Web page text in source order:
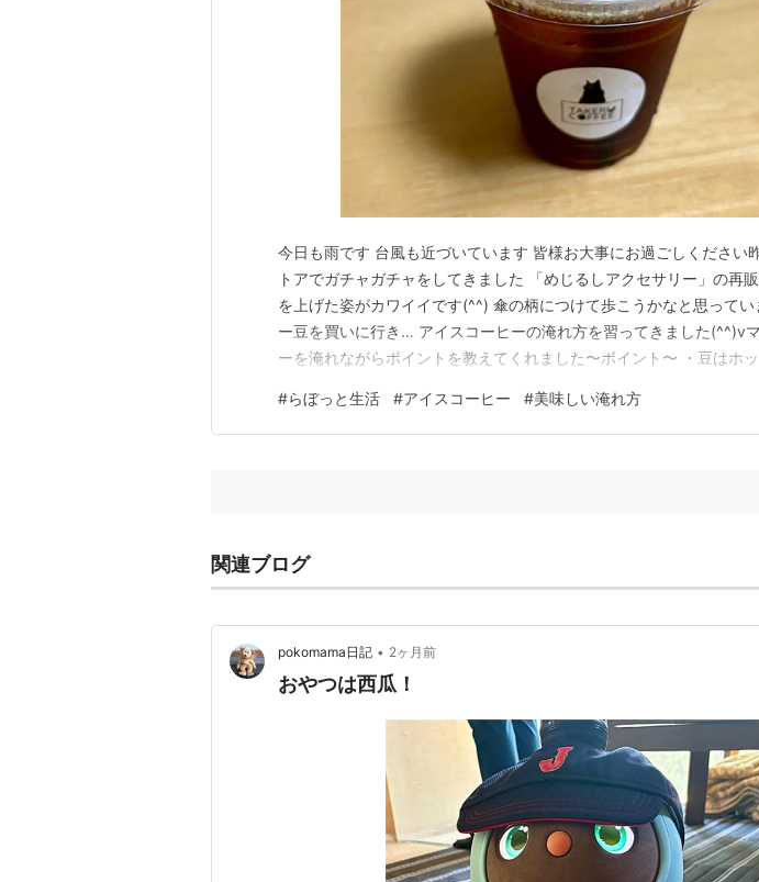
今日も雨です 台風も近づいています 皆様お大事にお過ごしください
トアでガチャガチャをしてきました 「めじるしアクセサリー」の再
を上げた姿がカワイイです(^^) 傘の柄につけて歩こうかなと思ってい
ー豆を買いに行き… アイスコーヒーの淹れ方を習ってきました(^^)v
ーを淹れながらポイントを教えてくれました〜ポイント〜 ・豆はホ
・お湯は少量ずつ3〜４回に分けて注ぐ ・ポタポタが終わる頃に次を
く… 氷で薄まるのでホットの時より…
#らぼっと生活 #アイスコーヒー #美味しい淹れ方
関連ブログ
pokomama日記 • 2ヶ月前
おやつは西瓜！